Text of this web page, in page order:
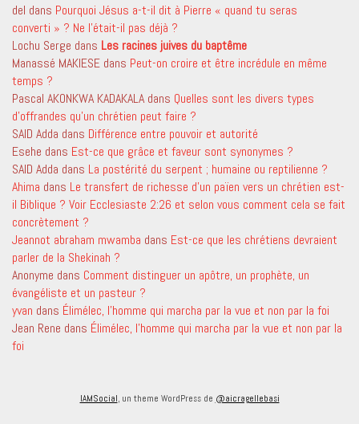
del dans Pourquoi Jésus a-t-il dit à Pierre « quand tu seras
converti » ? Ne l’était-il pas déjà ?
Lochu Serge dans Les racines juives du baptême
Manassé MAKIESE dans Peut-on croire et être incrédule en même
temps ?
Pascal AKONKWA KADAKALA dans Quelles sont les divers types
d’offrandes qu’un chrétien peut faire ?
SAID Adda dans Différence entre pouvoir et autorité
Esehe dans Est-ce que grâce et faveur sont synonymes ?
SAID Adda dans La postérité du serpent ; humaine ou reptilienne ?
Ahima dans Le transfert de richesse d’un païen vers un chrétien est-
il Biblique ? Voir Ecclesiaste 2:26 et selon vous comment cela se fait
concrètement ?
Jeannot abraham mwamba dans Est-ce que les chrétiens devraient
parler de la Shekinah ?
Anonyme dans Comment distinguer un apôtre, un prophète, un
évangéliste et un pasteur ?
yvan dans Élimélec, l’homme qui marcha par la vue et non par la foi
Jean Rene dans Élimélec, l’homme qui marcha par la vue et non par la
foi
IAMSocial, un theme WordPress de @aicragellebasi